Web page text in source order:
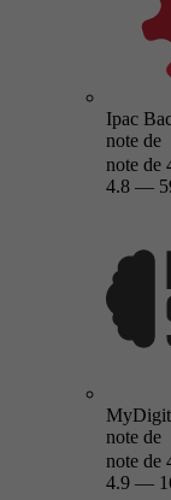
Ipac
note de
note de
4.8 —
note de
note de
4.9 —